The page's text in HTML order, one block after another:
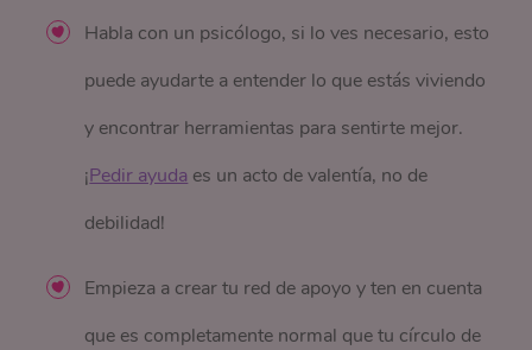
Habla con un psicólogo, si lo ves necesario, esto
puede ayudarte a entender lo que estás viviendo
y encontrar herramientas para sentirte mejor.
¡Pedir ayuda es un acto de valentía, no de
debilidad!
Empieza a crear tu red de apoyo y ten en cuenta
que es completamente normal que tu círculo de